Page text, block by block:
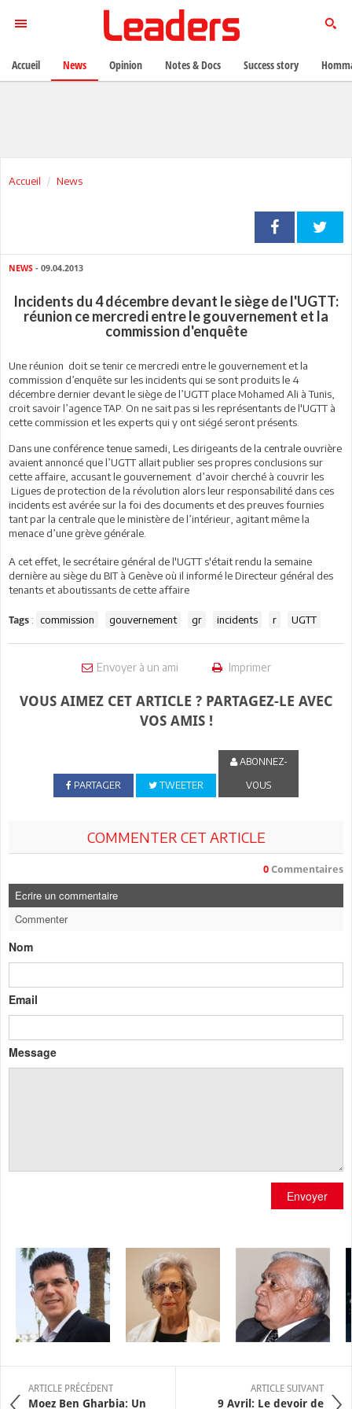
Accueil News
NEWS - 09.04.2013
Incidents du 4 décembre devant le siège de l'UGTT:
réunion ce mercredi entre le gouvernement et la
commission d'enquête
Une réunion doit se tenir ce mercredi entre le gouvernement et la
commission d’enquête sur les incidents qui se sont produits le 4
décembre dernier devant le siège de l’UGTT place Mohamed Ali à Tunis,
croit savoir l’agence TAP. On ne sait pas si les représentants de l'UGTT à
cette commission et les experts qui y ont siégé seront présents.
Dans une conférence tenue samedi, Les dirigeants de la centrale ouvrière
avaient annoncé que l’UGTT allait publier ses propres conclusions sur
cette affaire, accusant le gouvernement d’avoir cherché à couvrir les
Ligues de protection de la révolution alors leur responsabilité dans ces
incidents est avérée sur la foi des documents et des preuves fournies
tant par la centrale que le ministère de l’intérieur, agitant même la
menace d’une grève générale.
A cet effet, le secrétaire général de l'UGTT s'était rendu la semaine
dernière au siège du BIT à Genève où il informé le Directeur général des
tenants et aboutissants de cette affaire
Tags : commission gouvernement gr incidents r UGTT
Envoyer à un ami Imprimer
VOUS AIMEZ CET ARTICLE ? PARTAGEZ-LE AVEC
VOS AMIS !
PARTAGER TWEETER
ABONNEZ-
VOUS
COMMENTER CET ARTICLE
0 Commentaires
Ecrire un commentaire
Commenter
Nom
Email
Message
Envoyer
ARTICLE PRÉCÉDENT
Moez Ben Gharbia: Un
ARTICLE SUIVANT
9 Avril: Le devoir de
Accueil News Opinion Notes & Docs Success story